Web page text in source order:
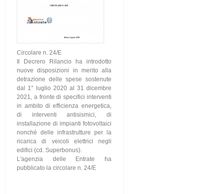
Circolare n. 24/E
Il Decrero Rilancio ha introdotto
nuove disposizioni in merito alla
detrazione delle spese sostenute
dal 1° luglio 2020 al 31 dicembre
2021, a fronte di specifici interventi
in ambito di efficienza energetica,
di interventi antisismici, di
installazione di impianti fotovoltaici
nonché delle infrastrutture per la
ricarica di veicoli elettrici negli
edifici (cd. Superbonus).
L'agenzia delle Entrate ha
pubblicato la circolare n. 24/E